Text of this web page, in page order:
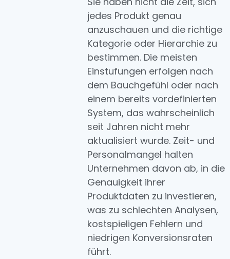
jedes Produkt genau
anzuschauen und die richtige
Kategorie oder Hierarchie zu
bestimmen. Die meisten
Einstufungen erfolgen nach
dem Bauchgefühl oder nach
einem bereits vordefinierten
System, das wahrscheinlich
seit Jahren nicht mehr
aktualisiert wurde. Zeit- und
Personalmangel halten
Unternehmen davon ab, in die
Genauigkeit ihrer
Produktdaten zu investieren,
was zu schlechten Analysen,
kostspieligen Fehlern und
niedrigen Konversionsraten
führt.